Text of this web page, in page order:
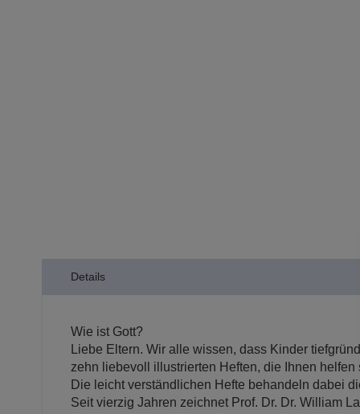
Details
Wie ist Gott?
Liebe Eltern. Wir alle wissen, dass Kinder
zehn liebevoll illustrierten Heften, die Ihnen
Die leicht verständlichen Hefte behandeln dabei
Seit vierzig Jahren zeichnet Prof. Dr. Dr. William